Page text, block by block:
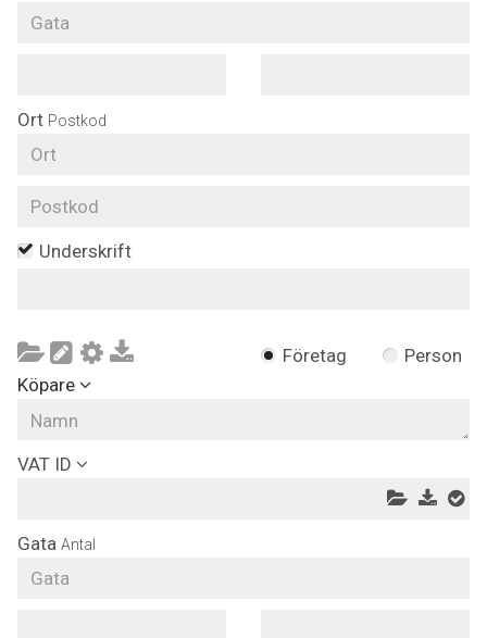
Ort Postkod
Underskrift
Företag
Person
Köpare
VAT ID
Gata Antal